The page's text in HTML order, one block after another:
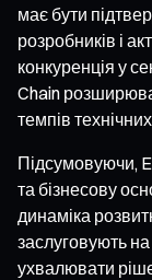
має бути
розробників і
конкуренція у
Chain
темпів
Підсумовуючи,
та бізнесову
динаміка
заслуговують
ухвалювати